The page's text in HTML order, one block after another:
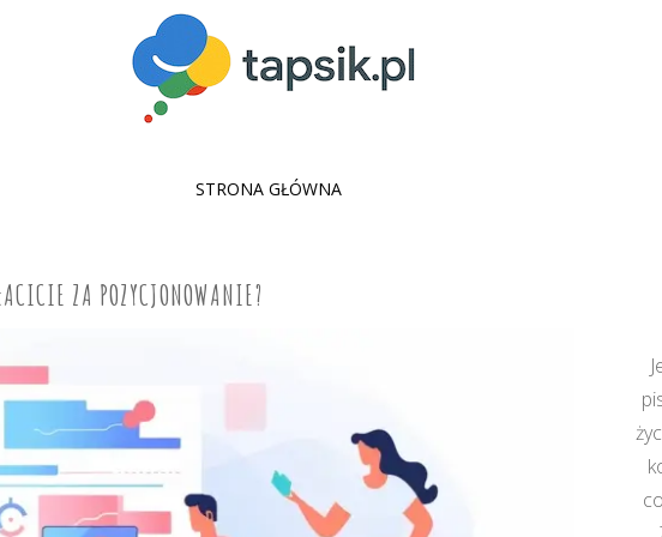
SKIP
STRONA GŁÓWNA
ZA POZYCJONOWANIE?